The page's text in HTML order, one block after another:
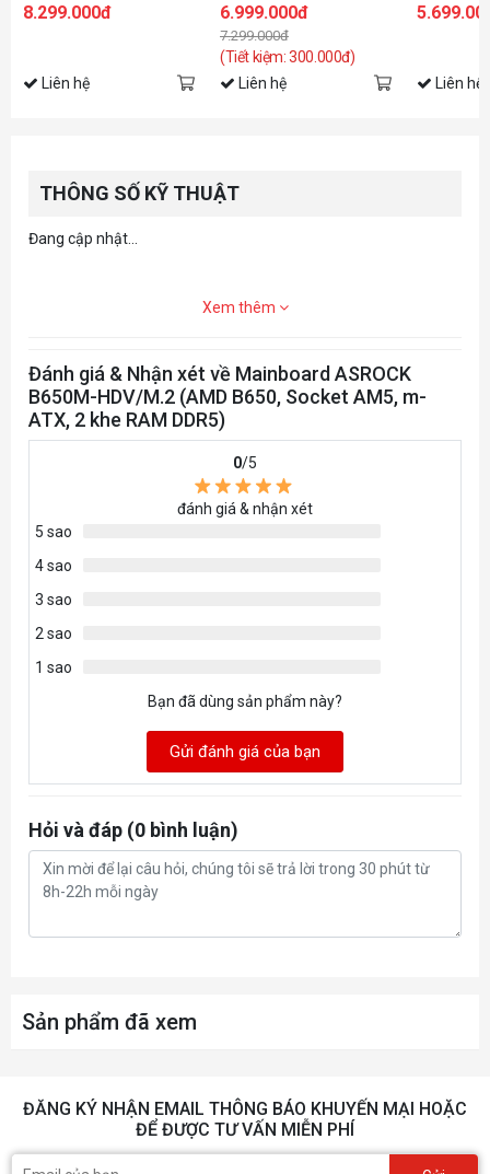
8.299.000đ
Liên hệ
6.999.000đ
7.299.000đ
(Tiết kiệm: 300.000đ)
Liên hệ Liên hệ
THÔNG SỐ KỸ THUẬT
Đang cập nhật...
Xem thêm
Đánh giá & Nhận xét về Mainboard ASROCK
B650M-HDV/M.2 (AMD B650, Socket AM5, m-
ATX, 2 khe RAM DDR5)
0/5
đánh giá & nhận xét
5 sao
4 sao
3 sao
2 sao
1 sao
Bạn đã dùng sản phẩm này?
Gửi đánh giá của bạn
Hỏi và đáp (0 bình luận)
Sản phẩm đã xem
ĐĂNG KÝ NHẬN EMAIL THÔNG BÁO KHUYẾN MẠI HOẶC
ĐỂ ĐƯỢC TƯ VẤN MIỄN PHÍ